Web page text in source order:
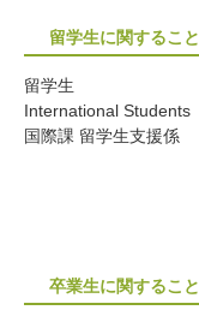
留学生に関すること
留学生
International Students
国際課 留学生支援係
卒業生に関すること